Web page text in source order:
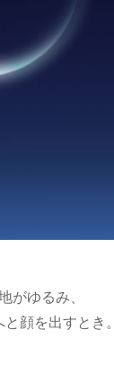
がゆるみ、
顔を出すとき。